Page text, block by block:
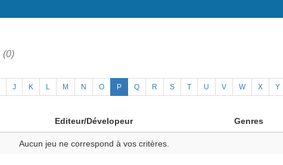
(0)
J K L M N O P Q R S T U V W X Y
Editeur/Dévelopeur Genres
Aucun jeu ne correspond à vos critères.